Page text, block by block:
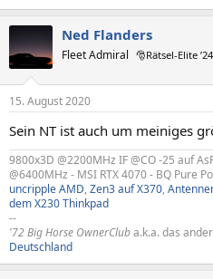
Ned Flanders
Fleet Admiral 🎅Rätsel-Elite ’24
15. August 2020
Sein NT ist auch um meiniges
9800x3D @2200MHz IF @CO -25 auf
@6400MHz - MSI RTX 4070 - BQ Pure
uncripple AMD, Zen3 auf X370,
dem X230 Thinkpad
--
'72 Big Horse OwnerCluba.k.a. das
Deutschland